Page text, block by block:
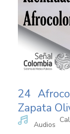
24
Zapata
Audios